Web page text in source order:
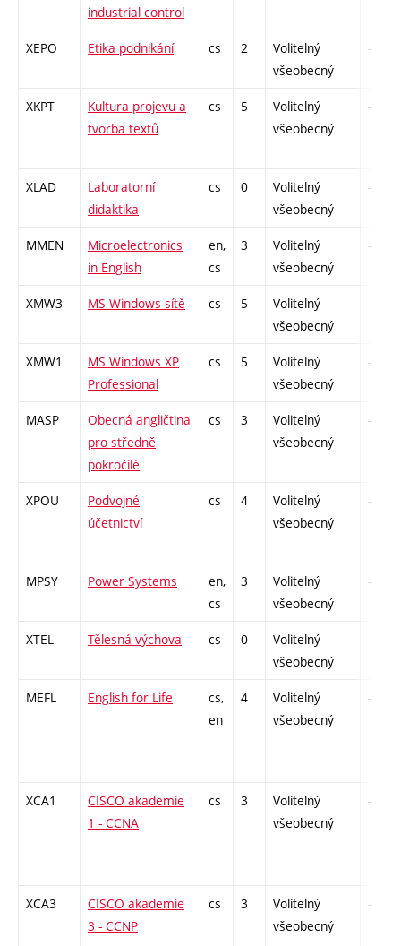
industrial control
XEPO Etika podnikání cs 2
Volitelný
všeobecný
-
XKPT
Kultura projevu a
tvorba textů
cs 5
Volitelný
všeobecný
-
XLAD
Laboratorní
didaktika
cs 0
Volitelný
všeobecný
-
MMEN
Microelectronics
in English
en,
cs
3
Volitelný
všeobecný
-
XMW3 MS Windows sítě cs 5
Volitelný
všeobecný
-
XMW1
MS Windows XP
Professional
cs 5
Volitelný
všeobecný
-
MASP
Obecná angličtina
pro středně
pokročilé
cs 3
Volitelný
všeobecný
-
XPOU
Podvojné
účetnictví
cs 4
Volitelný
všeobecný
-
MPSY Power Systems
en,
cs
3
Volitelný
všeobecný
-
XTEL Tělesná výchova cs 0
Volitelný
všeobecný
-
MEFL English for Life
cs,
en
4
Volitelný
všeobecný
-
XCA1
CISCO akademie
1 - CCNA
cs 3
Volitelný
všeobecný
-
XCA3
CISCO akademie
3 - CCNP
cs 3
Volitelný
všeobecný
-